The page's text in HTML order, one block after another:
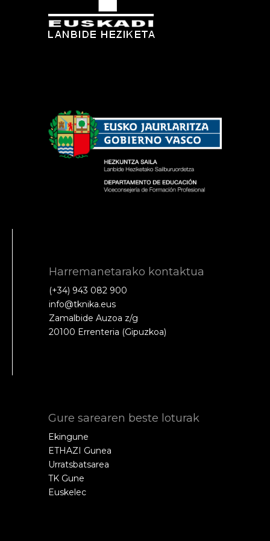
Harremanetarako kontaktua
(+34) 943 082 900
info@tknika.eus
Zamalbide Auzoa z/g
20100 Errenteria (Gipuzkoa)
Gure sarearen beste loturak
Ekingune
ETHAZI Gunea
Urratsbatsarea
TK Gune
Euskelec